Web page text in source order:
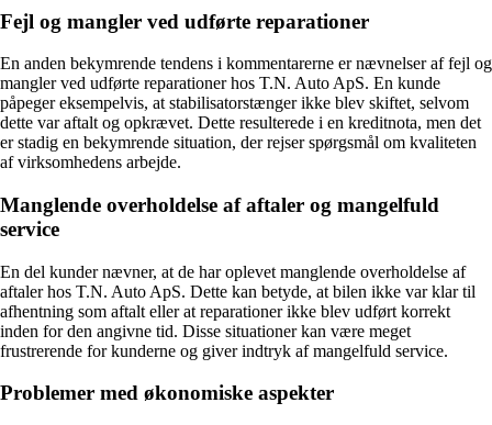
Fejl og mangler ved udførte reparationer
En anden bekymrende tendens i kommentarerne er nævnelser af fejl og
mangler ved udførte reparationer hos T.N. Auto ApS. En kunde
påpeger eksempelvis, at stabilisatorstænger ikke blev skiftet, selvom
dette var aftalt og opkrævet. Dette resulterede i en kreditnota, men det
er stadig en bekymrende situation, der rejser spørgsmål om kvaliteten
af ​​virksomhedens arbejde.
Manglende overholdelse af aftaler og mangelfuld
service
En del kunder nævner, at de har oplevet manglende overholdelse af
aftaler hos T.N. Auto ApS. Dette kan betyde, at bilen ikke var klar til
afhentning som aftalt eller at reparationer ikke blev udført korrekt
inden for den angivne tid. Disse situationer kan være meget
frustrerende for kunderne og giver indtryk af mangelfuld service.
Problemer med økonomiske aspekter